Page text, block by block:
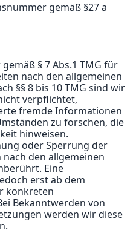
gemäß §27 a
§ 7 Abs.1 TMG für
nach den allgemeinen
§§ 8 bis 10 TMG sind wir
verpflichtet,
fremde Informationen
zu forschen, die
hinweisen.
oder Sperrung der
den allgemeinen
Eine
erst ab dem
konkreten
Bekanntwerden von
werden wir diese